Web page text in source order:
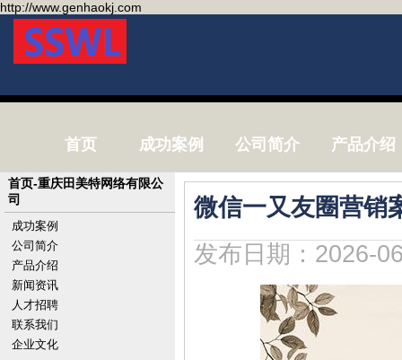
http://www.genhaokj.com
首页 成功案例 公司简介 产品介绍
微信一又友圈营销
发布日期：2026-
首页-重庆田美特网络有限公
司
成功案例
公司简介
产品介绍
新闻资讯
人才招聘
联系我们
企业文化